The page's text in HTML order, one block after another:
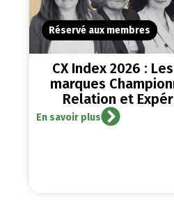
Réservé aux membres
CX Index 2026 :
marques
Relation et
En savoir plus